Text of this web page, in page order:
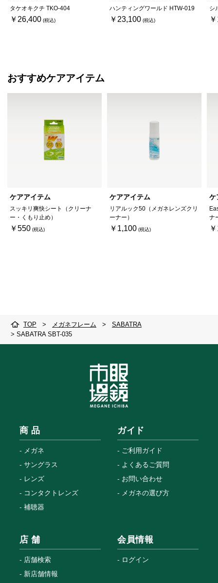
タケオキクチ TKO-404
￥26,400
ハンティングワールド HTW-019
￥23,100
シ
おすすめケアアイテム
ケアアイテム
スッキリ爽快シート（クリーナ
ー・くもり止め）
￥550
ケアアイテム
リアルック50（メガネレンズクリ
ーナー）
￥1,100
ケ
ナ
TOP > メガネフレーム >
SABATRA
> SABATRA SBT-035
商 品
メガネ
サングラス
レンズ
コンタクトレンズ
補聴器
ガイド
ご利用ガイド
よくあるご質問
お問い合わせ
メガネの選び方
店 舗
店舗検索
新店舗情報
会員情報
ログイン